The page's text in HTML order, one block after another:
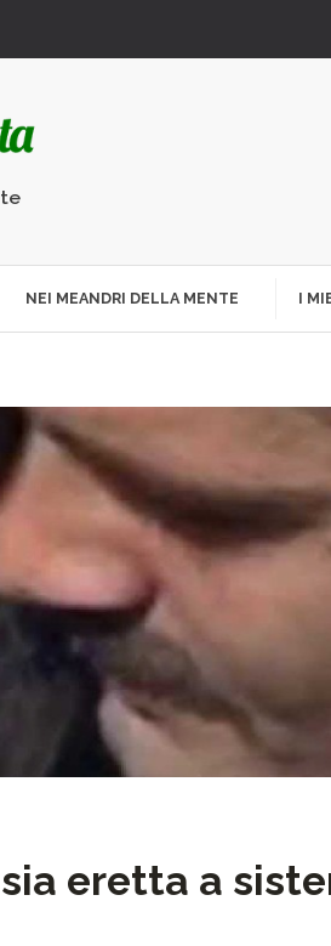
NEI MEANDRI DELLA MENTE I
eretta a